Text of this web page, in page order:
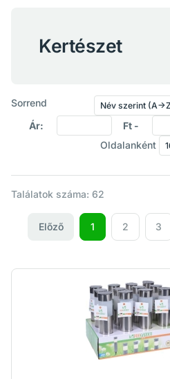
Kertészet
Sorrend
Ár:
Ft -
Oldalanként
Találatok száma: 62
Előző 1 2 3